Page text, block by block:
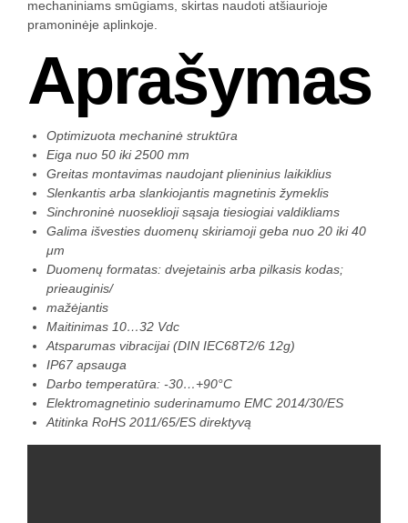
mechaniniams smūgiams, skirtas naudoti atšiaurioje
pramoninėje aplinkoje.
Aprašymas
Optimizuota mechaninė struktūra
Eiga nuo 50 iki 2500 mm
Greitas montavimas naudojant plieninius laikiklius
Slenkantis arba slankiojantis magnetinis žymeklis
Sinchroninė nuoseklioji sąsaja tiesiogiai valdikliams
Galima išvesties duomenų skiriamoji geba nuo 20 iki 40
μm
Duomenų formatas: dvejetainis arba pilkasis kodas;
prieauginis/
mažėjantis
Maitinimas 10…32 Vdc
Atsparumas vibracijai (DIN IEC68T2/6 12g)
IP67 apsauga
Darbo temperatūra: -30…+90°C
Elektromagnetinio suderinamumo EMC 2014/30/ES
Atitinka RoHS 2011/65/ES direktyvą